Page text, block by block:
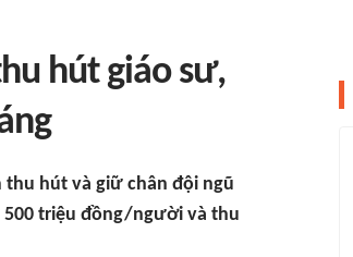
hút giáo sư,
thu hút và giữ chân đội ngũ
500 triệu đồng/người và thu